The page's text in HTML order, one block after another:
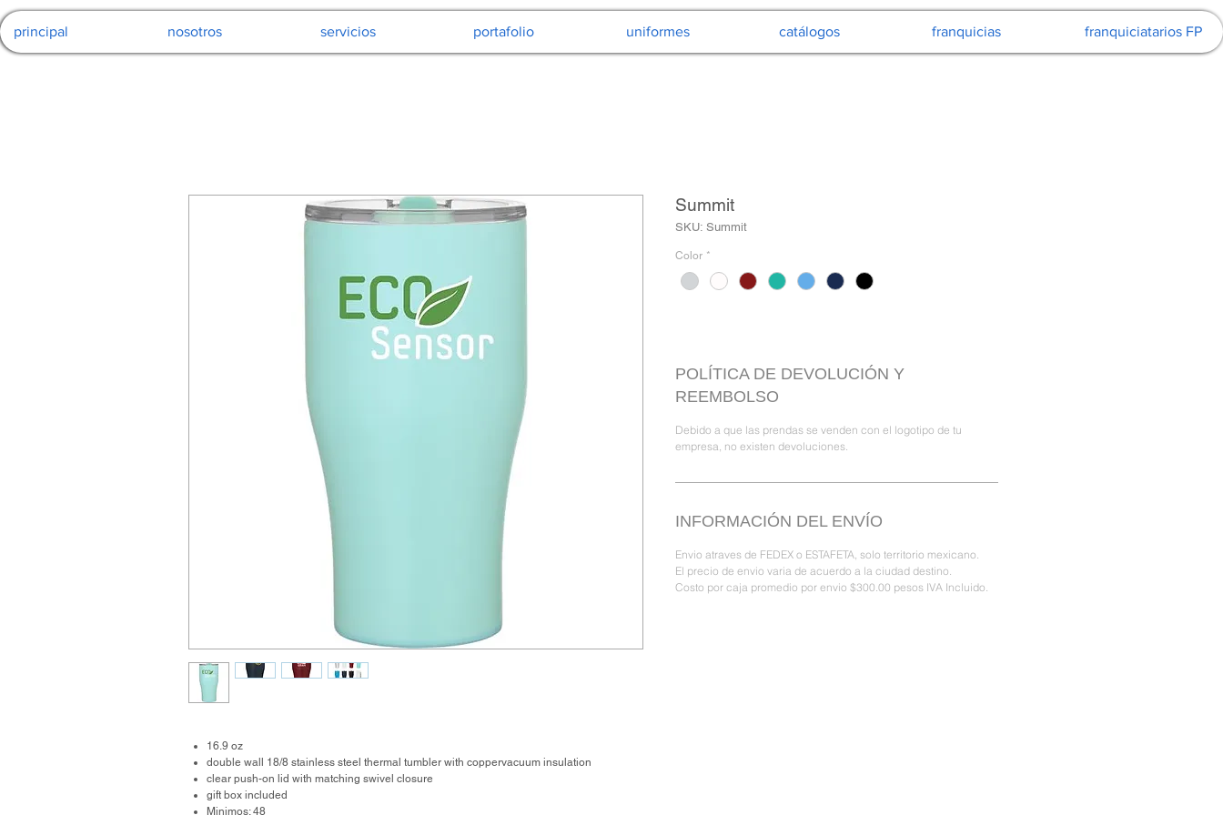
principal nosotros servicios portafolio uniformes catálogos franquicias franquiciatarios FP
16.9 oz
double wall 18/8 stainless steel thermal tumbler with coppervacuum insulation
clear push-on lid with matching swivel closure
gift box included
Minimos: 48
Summit
SKU: Summit
Color *
POLÍTICA DE DEVOLUCIÓN Y
REEMBOLSO
Debido a que las prendas se venden con el logotipo de tu
empresa, no existen devoluciones.
INFORMACIÓN DEL ENVÍO
Envio atraves de FEDEX o ESTAFETA, solo territorio mexicano.
El precio de envio varia de acuerdo a la ciudad destino.
Costo por caja promedio por envio $300.00 pesos IVA Incluido.